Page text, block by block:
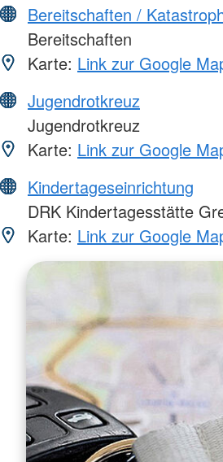
Bereitschaften /
Bereitschaften
Karte: Link zur Google
Jugendrotkreuz
Jugendrotkreuz
Karte: Link zur Google
Kindertageseinrichtung
DRK Kindertagesstätte
Karte: Link zur Google